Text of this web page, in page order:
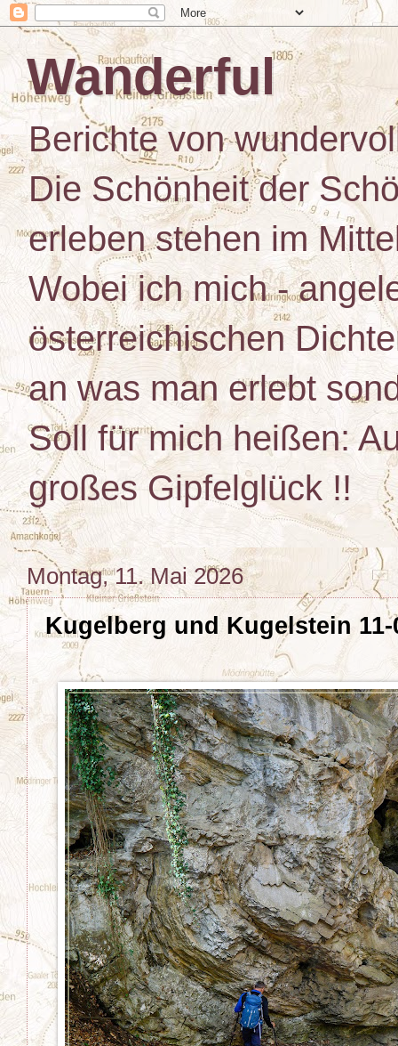
Wanderful
Berichte von
Die Schönheit der
erleben stehen im
Wobei ich mich -
österreichischen
an was man erlebt
Soll für mich heißen:
großes Gipfelglück !!
Montag, 11. Mai 2026
Kugelberg und Kugelstein 11-